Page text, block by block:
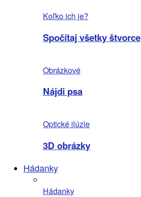
Koľko ich je?
Spočítaj všetky štvorce
Obrázkové
Nájdi psa
Optické ilúzie
3D obrázky
Hádanky
Hádanky